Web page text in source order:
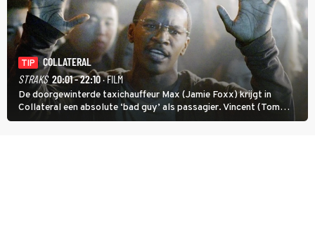
TIP
COLLATERAL
STRAKS 20:01 - 22:10· FILM
De doorgewinterde taxichauffeur Max (Jamie Foxx) krijgt in
Collateral een absolute ‘bad guy’ als passagier. Vincent (Tom
Cruise) heeft hem nodig om hem de stad door te loodsen om een